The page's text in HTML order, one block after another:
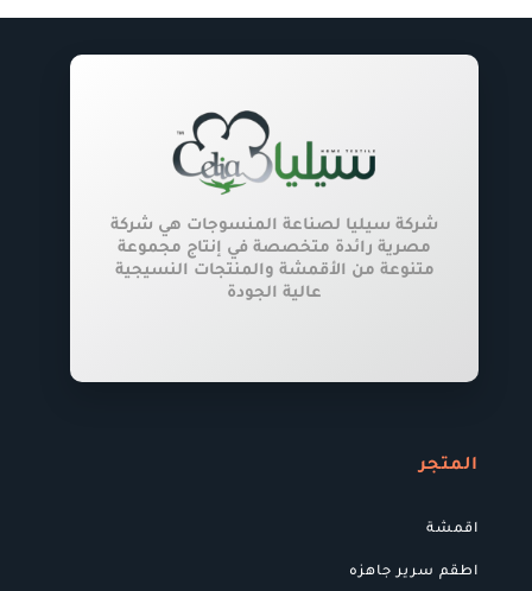
شركة سيليا لصناعة المنسوجات هي شركة
مصرية رائدة متخصصة في إنتاج مجموعة
متنوعة من الأقمشة والمنتجات النسيجية
عالية الجودة
المتجر
اقمشة
اطقم سرير جاهزه